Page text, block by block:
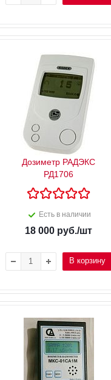
Дозиметр РАДЭКС
РД1706
Есть в наличии
18 000 руб./шт
В корзину